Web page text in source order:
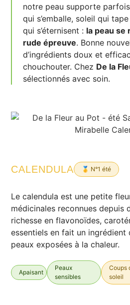
notre peau supporte
qui s’emballe, soleil qui
qui s’éternisent : la peau se
rude épreuve. Bonne
d’ingrédients doux et
chouchouter. Chez De la
sélectionnés avec soin.
CALENDULA 🥇 N°1 été
Le calendula est une petite
médicinales reconnues depuis
richesse en flavonoïdes,
essentiels en fait un ingrédient
peaux exposées à la chaleur.
Apaisant
Peaux
sensibles
Coups
soleil